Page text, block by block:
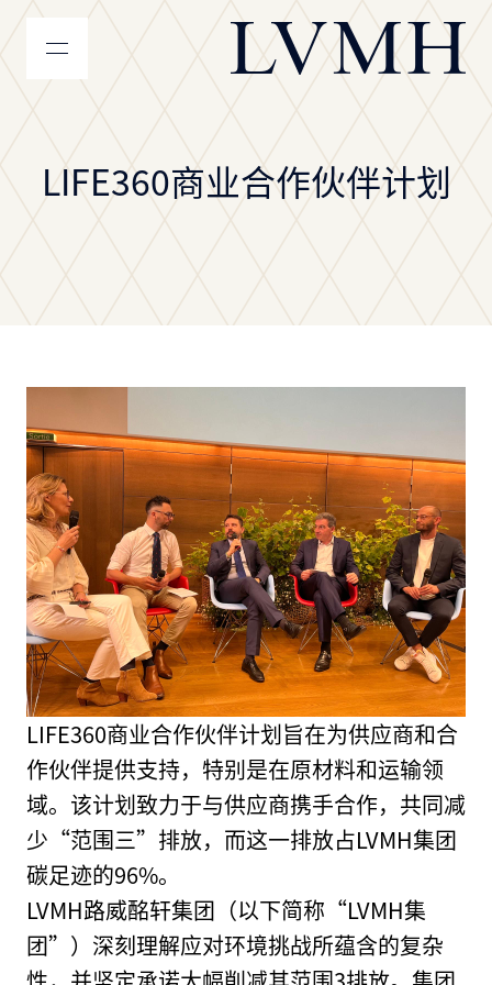
LVMH主页
LIFE360商业合作伙伴计划
LIFE360商业合作伙伴计划旨在为供应商和合
作伙伴提供支持，特别是在原材料和运输领
域。该计划致力于与供应商携手合作，共同减
少“范围三”排放，而这一排放占LVMH集团
碳足迹的96%。
LVMH路威酩轩集团（以下简称“LVMH集
团”）深刻理解应对环境挑战所蕴含的复杂